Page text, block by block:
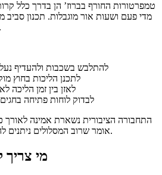
טמפרטורות החורף בברוז’ הן בדרך כלל
מדי פעם ושעות אור מוגבלות. תכנון סביב
לשמור על הטיול חלק ומהנה.
להתלבש בשכבות ולהעדיף
לתכנן הליכות בחוץ
לאזן בין זמן הליכה
לבדוק לוחות פתיחה
התחבורה הציבורית נשארת אמינה לאורך
אומר שרוב המסלולים ניתנים להליכה גם במזג אוויר קר יותר.
מי צריך